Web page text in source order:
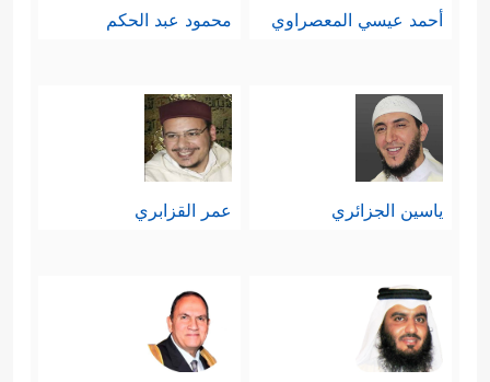
أحمد عيسي المعصراوي محمود عبد الحكم
ياسين الجزائري عمر القزابري